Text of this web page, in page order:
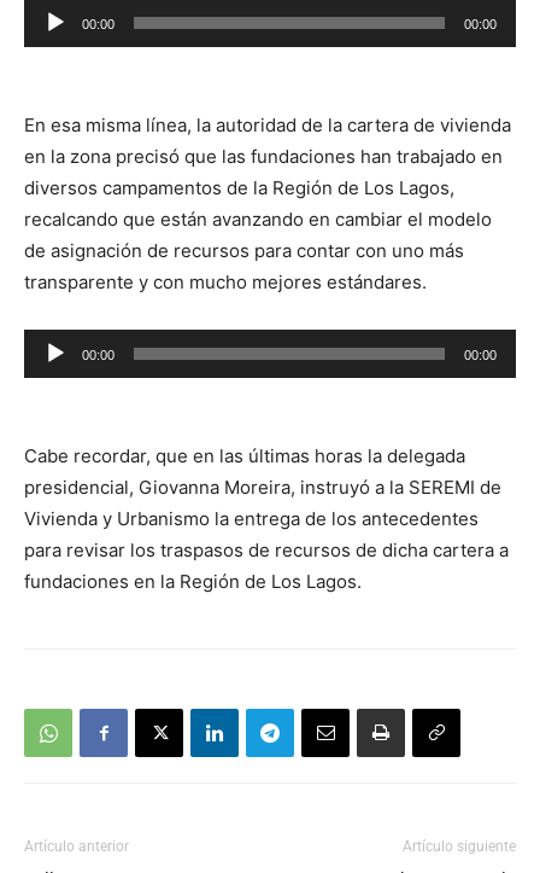
Reproductor
de
00:00 00:00
En esa misma línea, la autoridad de la cartera de vivienda
en la zona precisó que las fundaciones han trabajado en
diversos campamentos de la Región de Los Lagos,
recalcando que están avanzando en cambiar el modelo
de asignación de recursos para contar con uno más
transparente y con mucho mejores estándares.
Reproductor
de
00:00 00:00
Cabe recordar, que en las últimas horas la delegada
presidencial, Giovanna Moreira, instruyó a la SEREMI de
Vivienda y Urbanismo la entrega de los antecedentes
para revisar los traspasos de recursos de dicha cartera a
fundaciones en la Región de Los Lagos.
Artículo anterior Artículo siguiente